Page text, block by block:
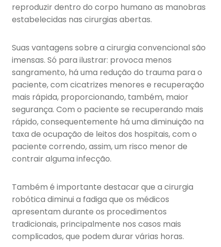
reproduzir dentro do corpo humano as manobras
estabelecidas nas cirurgias abertas.
Suas vantagens sobre a cirurgia convencional são
imensas. Só para ilustrar: provoca menos
sangramento, há uma redução do trauma para o
paciente, com cicatrizes menores e recuperação
mais rápida, proporcionando, também, maior
segurança. Com o paciente se recuperando mais
rápido, consequentemente há uma diminuição na
taxa de ocupação de leitos dos hospitais, com o
paciente correndo, assim, um risco menor de
contrair alguma infecção.
Também é importante destacar que a cirurgia
robótica diminui a fadiga que os médicos
apresentam durante os procedimentos
tradicionais, principalmente nos casos mais
complicados, que podem durar várias horas.